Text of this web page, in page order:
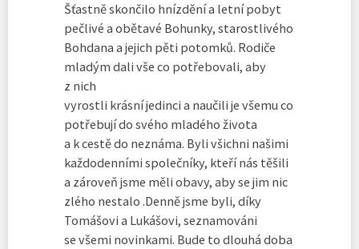
Šťastně skončilo hnízdění a letní pobyt
pečlivé a obětavé Bohunky, starostlivého
Bohdana a jejich pěti potomků. Rodiče
mladým dali vše co potřebovali, aby
z nich
vyrostli krásní jedinci a naučili je všemu co
potřebují do svého mladého života
a k cestě do neznáma. Byli všichni našimi
každodenními společníky, kteří nás těšili
a zároveň jsme měli obavy, aby se jim nic
zlého nestalo .Denně jsme byli, díky
Tomášovi a Lukášovi, seznamováni
se všemi novinkami. Bude to dlouhá doba